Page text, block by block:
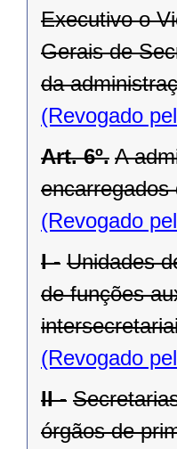
Executivo o
Gerais de
da
(Revogado
Art. 6º. A
(Revogado
I - Unidades
de funções
(Revogado
II -
órgãos de